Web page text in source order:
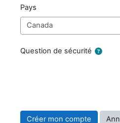
Pays
Question de sécurité